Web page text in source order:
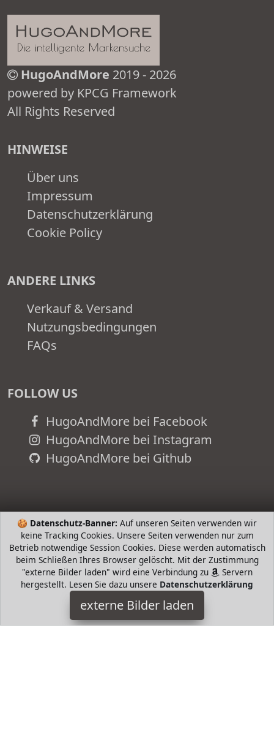
🍪 Datenschutz-Banner: Auf unseren Seiten verwenden wir
keine Tracking Cookies. Unsere Seiten verwenden nur zum
Betrieb notwendige Session Cookies. Diese werden automatisch
beim Schließen Ihres Browser gelöscht. Mit der Zustimmung
"externe Bilder laden" wird eine Verbindung zu
Servern
hergestellt. Lesen Sie dazu unsere Datenschutzerklärung
externe Bilder laden
HugoAndMore 2019 - 2026
powered by KPCG Framework
All Rights Reserved
HINWEISE
Über uns
Impressum
Datenschutzerklärung
Cookie Policy
ANDERE LINKS
Verkauf & Versand
Nutzungsbedingungen
FAQs
FOLLOW US
HugoAndMore bei Facebook
HugoAndMore bei Instagram
HugoAndMore bei Github
Best Sporting
Spielzeug haum Füllung u Überzug Polyester Verschluss